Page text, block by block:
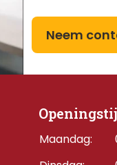
Neem
Maandag: